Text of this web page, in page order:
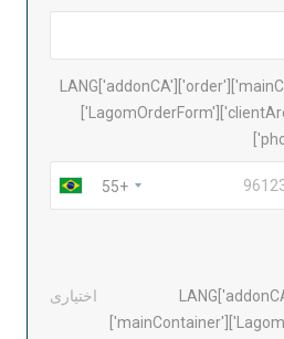
+55
اختیاری